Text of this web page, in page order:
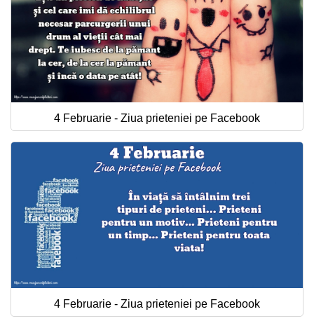
4 Februarie - Ziua prieteniei pe Facebook
4 Februarie - Ziua prieteniei pe Facebook